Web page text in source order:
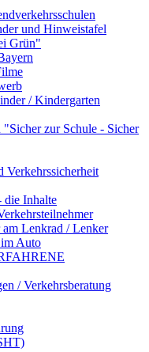
und Hinweistafel
Grün"
/ Kindergarten
"Sicher zur Schule - Sicher
die Inhalte
Lenkrad / Lenker
Auto
/ Verkehrsberatung